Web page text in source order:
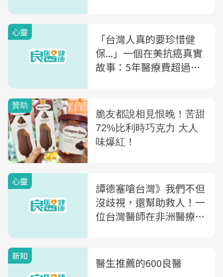
心靈
「台灣人真的要珍惜健
保...」一個在美抗癌真實
故事：5年醫療費超過台
心靈
譚德塞嗆台灣》我們不但
沒歧視，還幫助救人！一
位台灣醫師在非洲醫療現
新知 醫生推薦的600良醫